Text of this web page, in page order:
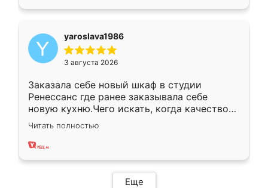
yaroslava1986
3 августа 2026
Заказала себе новый шкаф в студии
Ренессанс где ранее заказывала себе
новую кухню.Чего искать, когда качеством
вполне довольна. Служит кухня уже почти
два года, нареканий нет.
Читать полностью
Еще